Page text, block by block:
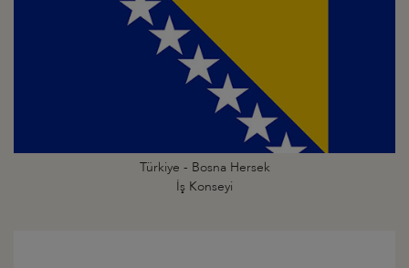
Türkiye - Bosna Hersek
İş Konseyi